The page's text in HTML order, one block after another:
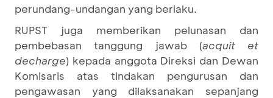
perundang-undangan yang berlaku.
RUPST juga memberikan pelunasan dan
pembebasan tanggung jawab (acquit et
decharge) kepada anggota Direksi dan Dewan
Komisaris atas tindakan pengurusan dan
pengawasan yang dilaksanakan sepanjang